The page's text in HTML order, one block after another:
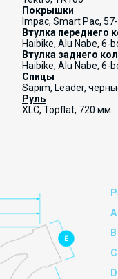
Покрышки
Impac, Smart Pac,
Втулка переднего
Haibike, Alu Nabe, 6-
Втулка заднего
Haibike, Alu Nabe, 6-
Спицы
Sapim, Leader,
Руль
XLC, Topflat, 720 мм
A
B
C
D